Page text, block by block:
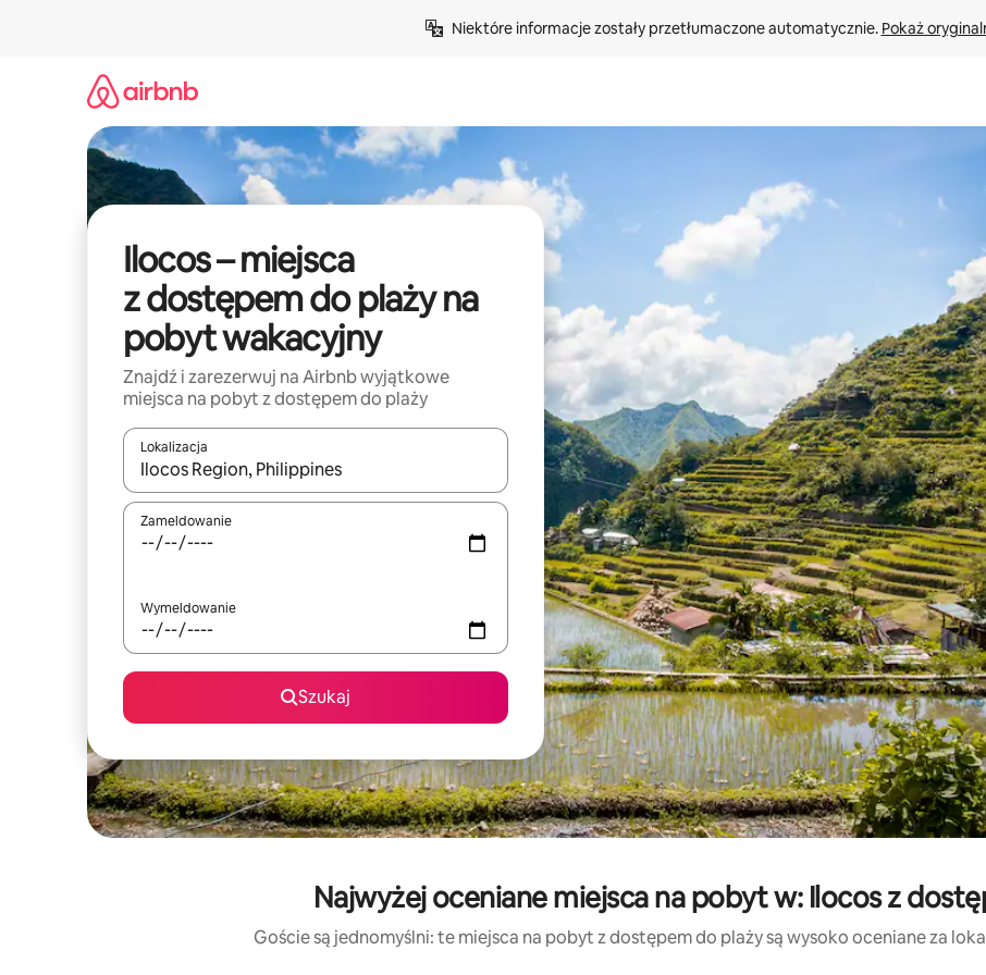
Niektóre informacje zostały przetłumaczone automatycznie. Pokaż
Ilocos – miejsca
z dostępem do plaży na
pobyt wakacyjny
Znajdź i zarezerwuj na Airbnb wyjątkowe
miejsca na pobyt z dostępem do plaży
Lokalizacja
Gdy wyniki będą dostępne, możesz poruszać się po nich za pomocą klawiszy strzałek w górę i w dół lub przeglądać je
Zameldowanie
Wymeldowanie
Szukaj
Najwyżej oceniane miejsca na pobyt w: Ilocos z
Goście są jednomyślni: te miejsca na pobyt z dostępem do plaży są wysoko oceniane za